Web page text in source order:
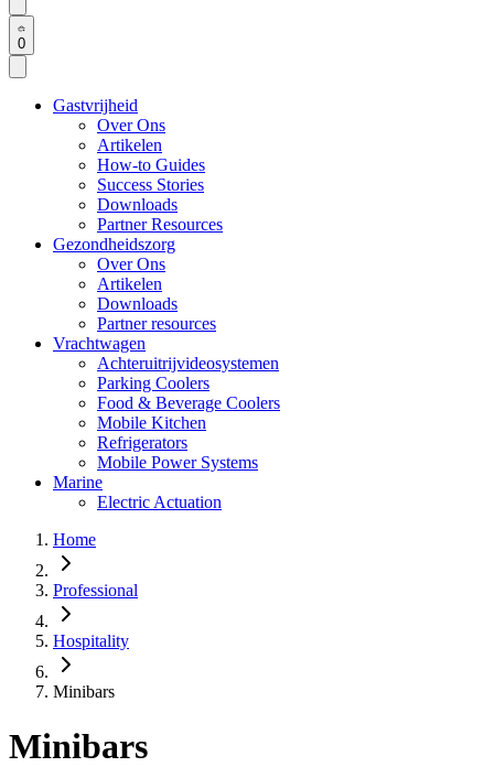
0
Gastvrijheid
Over Ons
Artikelen
How-to Guides
Success Stories
Downloads
Partner Resources
Gezondheidszorg
Over Ons
Artikelen
Downloads
Partner resources
Vrachtwagen
Achteruitrijvideosystemen
Parking Coolers
Food & Beverage Coolers
Mobile Kitchen
Refrigerators
Mobile Power Systems
Marine
Electric Actuation
Home
Professional
Hospitality
Minibars
Minibars